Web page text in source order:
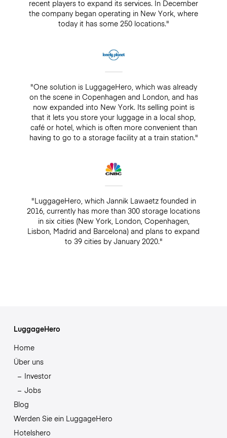
recent players to expand its services. In December
the company began operating in New York, where
today it has some 250 locations."
"One solution is LuggageHero, which was already
on the scene in Copenhagen and London, and has
now expanded into New York. Its selling point is
that it lets you store your luggage in a local shop,
café or hotel, which is often more convenient than
having to go to a storage facility at a train station."
"LuggageHero, which Jannik Lawaetz founded in
2016, currently has more than 300 storage locations
in six cities (New York, London, Copenhagen,
Lisbon, Madrid and Barcelona) and plans to expand
to 39 cities by January 2020."
LuggageHero
Home
Über uns
Investor
Jobs
Blog
Werden Sie ein LuggageHero
Hotelshero